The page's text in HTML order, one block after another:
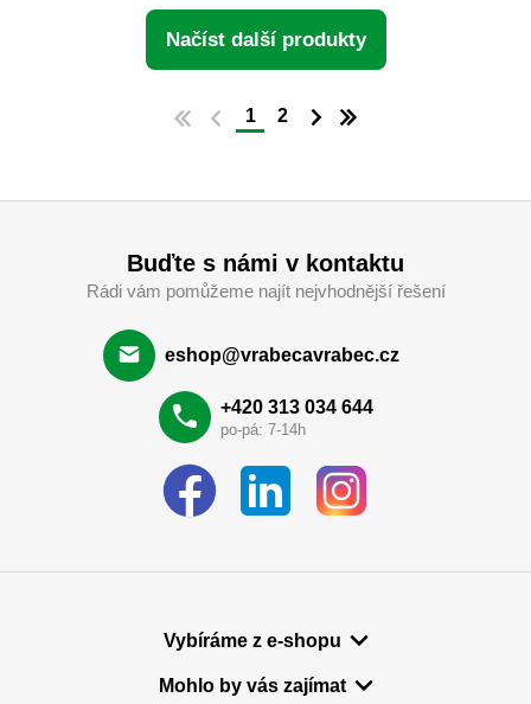
Načíst další produkty
1 2
Buďte s námi v kontaktu
Rádi vám pomůžeme najít nejvhodnější řešení
eshop@vrabecavrabec.cz
+420 313 034 644
po-pá: 7-14h
Vybíráme z e-shopu
Mohlo by vás zajímat